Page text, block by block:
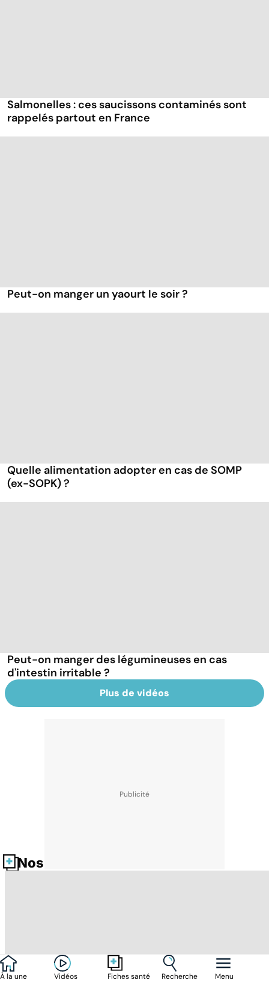
À la une Vidéos Fiches santé Recherche Menu
Salmonelles : ces saucissons contaminés sont
rappelés partout en France
Peut-on manger un yaourt le soir ?
Quelle alimentation adopter en cas de SOMP
(ex-SOPK) ?
Peut-on manger des légumineuses en cas
d'intestin irritable ?
Plus de vidéos
Nos fiches santé